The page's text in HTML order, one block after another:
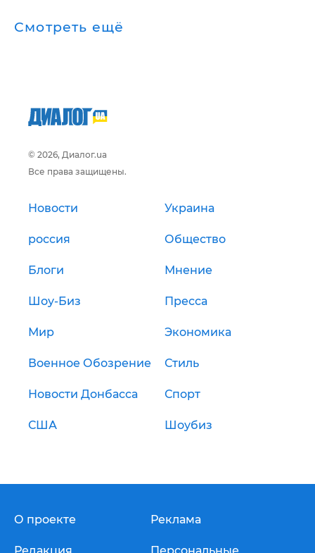
Смотреть ещё
© 2026, Диалог.ua
Все права защищены.
Новости Украина
россия Общество
Блоги Мнение
Шоу-Биз Пресса
Мир Экономика
Военное Обозрение Стиль
Новости Донбасса Спорт
США Шоубиз
О проекте
Редакция
Реклама
Персональные